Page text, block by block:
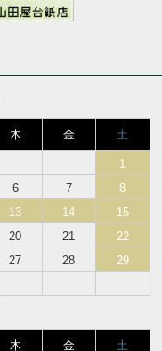
木 金 土
1
6 7
8
13 14
15
20 21
22
27 28
29
木 金 土